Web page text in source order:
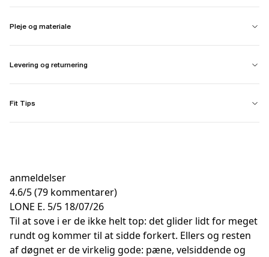
Pleje og materiale
Levering og returnering
Fit Tips
anmeldelser
4.6/5(79 kommentarer)
LONE E. 5/5 18/07/26
Til at sove i er de ikke helt top: det glider lidt for meget
rundt og kommer til at sidde forkert. Ellers og resten
af døgnet er de virkelig gode: pæne, velsiddende og